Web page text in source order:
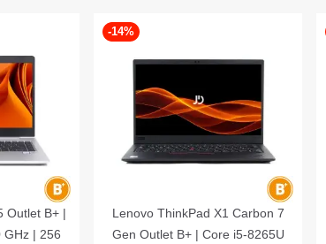
Outlet B+ |
GHz | 256
-14%
Lenovo ThinkPad X1 Carbon 7
Gen Outlet B+ | Core i5-8265U